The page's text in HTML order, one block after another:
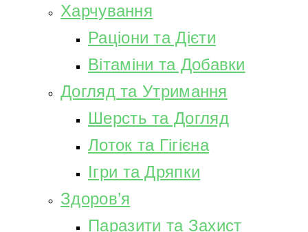
Харчування
Раціони та Дієти
Вітаміни та Добавки
Догляд та Утримання
Шерсть та Догляд
Лоток та Гігієна
Ігри та Дряпки
Здоров’я
Паразити та Захист